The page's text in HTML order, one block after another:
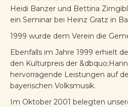
Heidi Banzer und Bettina
ein Seminar bei Heinz Gratz in
1999 wurde dem Verein die
Ebenfalls im Jahre 1999 erhielt
den Kulturpreis der
hervorragende Leistungen auf
bayerischen Volksmusik.
Im Oktober 2001 belegten